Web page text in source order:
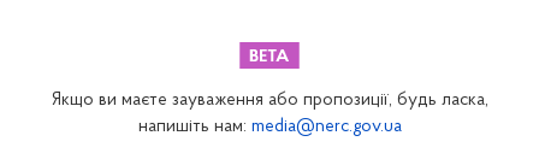
Якщо ви маєте зауваження або пропозиції, будь ласка,
напишіть нам: media@nerc.gov.ua